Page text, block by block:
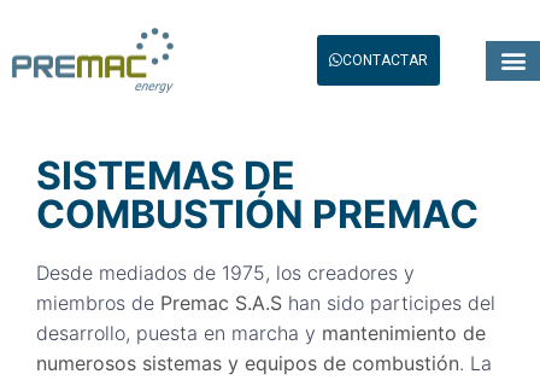
CONTACTAR
SISTEMAS DE
COMBUSTIÓN PREMAC
Desde mediados de 1975, los creadores y
miembros de Premac S.A.S han sido participes del
desarrollo, puesta en marcha y mantenimiento de
numerosos sistemas y equipos de combustión. La